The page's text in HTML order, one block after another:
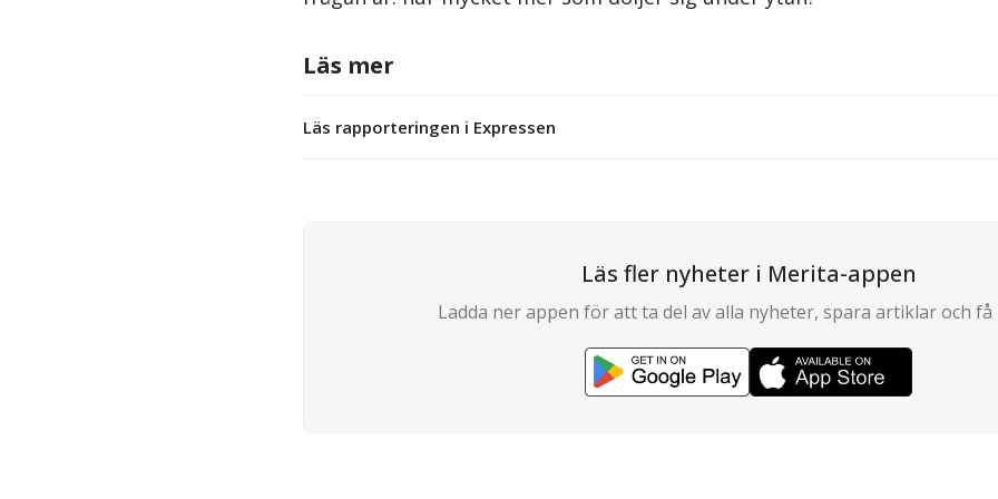
Läs mer
Läs rapporteringen i Expressen
Läs fler nyheter i Merita-appen
Ladda ner appen för att ta del av alla nyheter, spara artiklar och få